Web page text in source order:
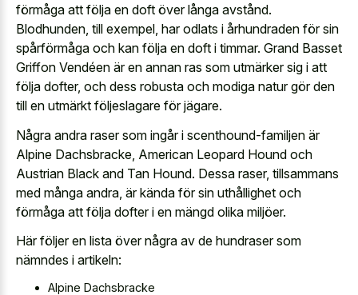
förmåga att följa en doft över långa avstånd.
Blodhunden, till exempel, har odlats i århundraden för sin
spårförmåga och kan följa en doft i timmar. Grand Basset
Griffon Vendéen är en annan ras som utmärker sig i att
följa dofter, och dess robusta och modiga natur gör den
till en utmärkt följeslagare för jägare.
Några andra raser som ingår i scenthound-familjen är
Alpine Dachsbracke, American Leopard Hound och
Austrian Black and Tan Hound. Dessa raser, tillsammans
med många andra, är kända för sin uthållighet och
förmåga att följa dofter i en mängd olika miljöer.
Här följer en lista över några av de hundraser som
nämndes i artikeln:
Alpine Dachsbracke